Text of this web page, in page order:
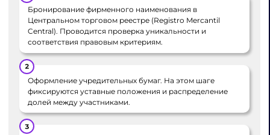
Бронирование фирменного наименования в
Центральном торговом реестре (Registro Mercantil
Central). Проводится проверка уникальности и
соответствия правовым критериям.
Оформление учредительных бумаг. На этом шаге
фиксируются уставные положения и распределение
долей между участниками.